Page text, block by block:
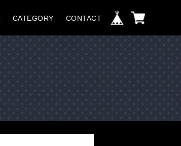
CATEGORY CONTACT